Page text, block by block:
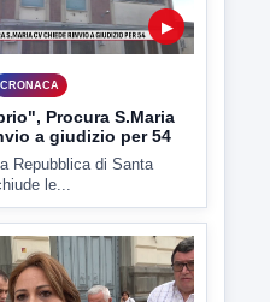
CRONACA
Procura S.Maria
a giudizio per 54